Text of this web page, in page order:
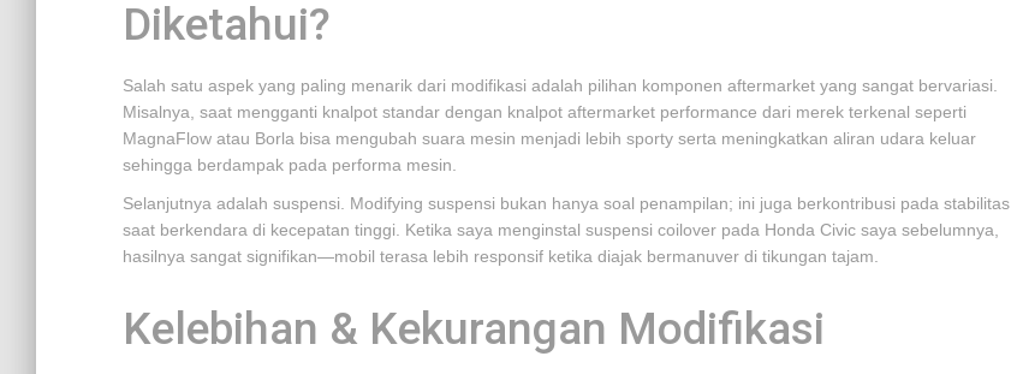
Diketahui?
Salah satu aspek yang paling menarik dari modifikasi adalah pilihan komponen aftermarket yang sangat bervariasi.
Misalnya, saat mengganti knalpot standar dengan knalpot aftermarket performance dari merek terkenal seperti
MagnaFlow atau Borla bisa mengubah suara mesin menjadi lebih sporty serta meningkatkan aliran udara keluar
sehingga berdampak pada performa mesin.
Selanjutnya adalah suspensi. Modifying suspensi bukan hanya soal penampilan; ini juga berkontribusi pada stabilitas
saat berkendara di kecepatan tinggi. Ketika saya menginstal suspensi coilover pada Honda Civic saya sebelumnya,
hasilnya sangat signifikan—mobil terasa lebih responsif ketika diajak bermanuver di tikungan tajam.
Kelebihan & Kekurangan Modifikasi